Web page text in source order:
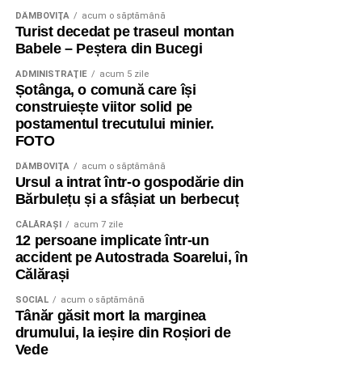
DÂMBOVIŢA acum o săptămână
Turist decedat pe traseul montan
Babele – Peștera din Bucegi
ADMINISTRAŢIE acum 5 zile
Șotânga, o comună care își
construiește viitor solid pe
postamentul trecutului minier.
FOTO
DÂMBOVIŢA acum o săptămână
Ursul a intrat într-o gospodărie din
Bărbulețu și a sfâșiat un berbecuț
CĂLĂRAŞI acum 7 zile
12 persoane implicate într-un
accident pe Autostrada Soarelui, în
Călărași
SOCIAL acum o săptămână
Tânăr găsit mort la marginea
drumului, la ieșire din Roșiori de
Vede